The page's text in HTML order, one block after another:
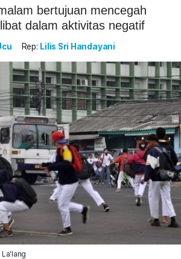
bertujuan mencegah
dalam aktivitas negatif
Rep: Lilis Sri Handayani